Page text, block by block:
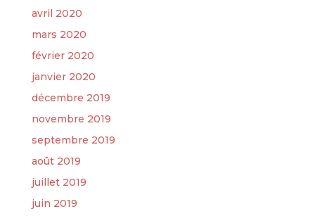
avril 2020
mars 2020
février 2020
janvier 2020
décembre 2019
novembre 2019
septembre 2019
août 2019
juillet 2019
juin 2019